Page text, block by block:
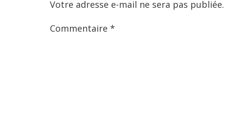
Votre adresse e-mail ne sera pas publiée.
Commentaire *